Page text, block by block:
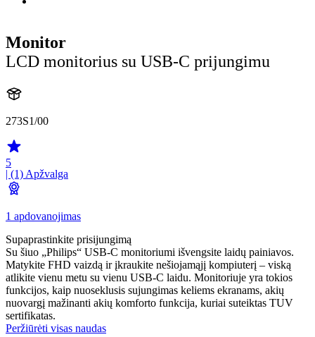
Monitor
LCD monitorius su USB-C prijungimu
273S1/00
5
| (1) Apžvalga
1 apdovanojimas
Supaprastinkite prisijungimą
Su šiuo „Philips“ USB-C monitoriumi išvengsite laidų painiavos.
Matykite FHD vaizdą ir įkraukite nešiojamąjį kompiuterį – viską
atlikite vienu metu su vienu USB-C laidu. Monitoriuje yra tokios
funkcijos, kaip nuoseklusis sujungimas keliems ekranams, akių
nuovargį mažinanti akių komforto funkcija, kuriai suteiktas TUV
sertifikatas.
Peržiūrėti visas naudas